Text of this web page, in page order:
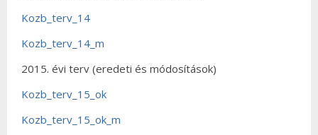
Kozb_terv_14
Kozb_terv_14_m
2015. évi terv (eredeti és módosítások)
Kozb_terv_15_ok
Kozb_terv_15_ok_m